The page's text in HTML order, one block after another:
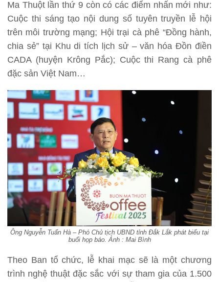
Ma Thuột lần thứ 9 còn có các điểm nhấn mới như:
Cuộc thi sáng tạo nội dung số tuyên truyền lễ hội
trên môi trường mạng; Hội trại cà phê “Đồng hành,
chia sẻ” tại Khu di tích lịch sử – văn hóa Đồn điền
CADA (huyện Krông Pắc); Cuộc thi Rang cà phê
đặc sản Việt Nam…
Ông Nguyễn Tuấn Hà – Phó Chủ tịch UBND tỉnh Đắk Lắk phát biểu tại
buổi họp báo. Ảnh : Mai Bình
Theo Ban tổ chức, lễ khai mạc sẽ là một chương
trình nghệ thuật đặc sắc với sự tham gia của 1.500